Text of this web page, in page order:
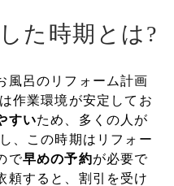
た時期とは?
風呂のリフォーム計画
は作業環境が安定してお
すいため、多くの人が
、この時期はリフォー
で早めの予約が必要で
頼すると、割引を受け